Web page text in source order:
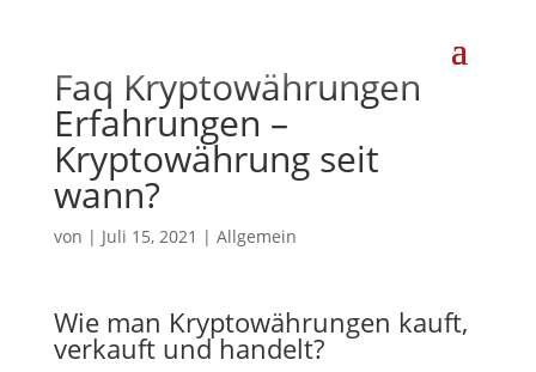
Faq Kryptowährungen
Erfahrungen –
Kryptowährung seit
wann?
von | Juli 15, 2021 | Allgemein
Wie man Kryptowährungen kauft,
verkauft und handelt?